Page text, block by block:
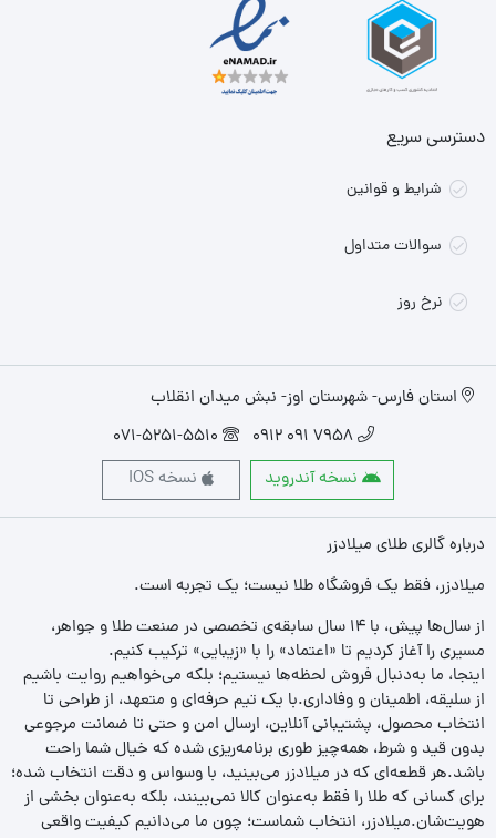
دسترسی سریع
شرایط و قوانین
سوالات متداول
نرخ روز
استان فارس- شهرستان اوز- نبش میدان انقلاب
7958 091 0912
071-5251-5510
نسخه آندروید
نسخه IOS
درباره گالری طلای میلادزر
میلادزر، فقط یک فروشگاه طلا نیست؛ یک تجربه‌ است.
از سال‌ها پیش، با ۱۴ سال سابقه‌ی تخصصی در صنعت طلا و جواهر،
مسیری را آغاز کردیم تا «اعتماد» را با «زیبایی» ترکیب کنیم.
اینجا، ما به‌دنبال فروش لحظه‌ها نیستیم؛ بلکه می‌خواهیم روایت باشیم
از سلیقه، اطمینان و وفاداری.با یک تیم حرفه‌ای و متعهد، از طراحی تا
انتخاب محصول، پشتیبانی آنلاین، ارسال امن و حتی تا ضمانت مرجوعی
بدون قید و شرط، همه‌چیز طوری برنامه‌ریزی شده که خیال شما راحت
باشد.هر قطعه‌ای که در میلادزر می‌بینید، با وسواس و دقت انتخاب شده؛
برای کسانی که طلا را فقط به‌عنوان کالا نمی‌بینند، بلکه به‌عنوان بخشی از
هویت‌شان.میلادزر، انتخاب شماست؛ چون ما می‌دانیم کیفیت واقعی